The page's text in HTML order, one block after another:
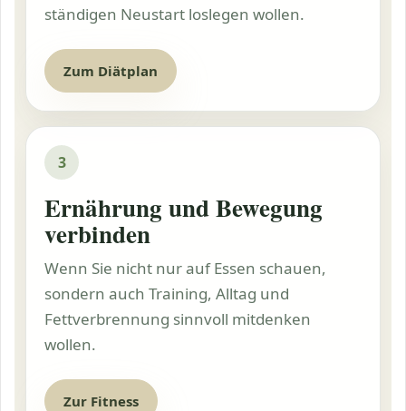
ständigen Neustart loslegen wollen.
Zum Diätplan
3
Ernährung und Bewegung
verbinden
Wenn Sie nicht nur auf Essen schauen,
sondern auch Training, Alltag und
Fettverbrennung sinnvoll mitdenken
wollen.
Zur Fitness